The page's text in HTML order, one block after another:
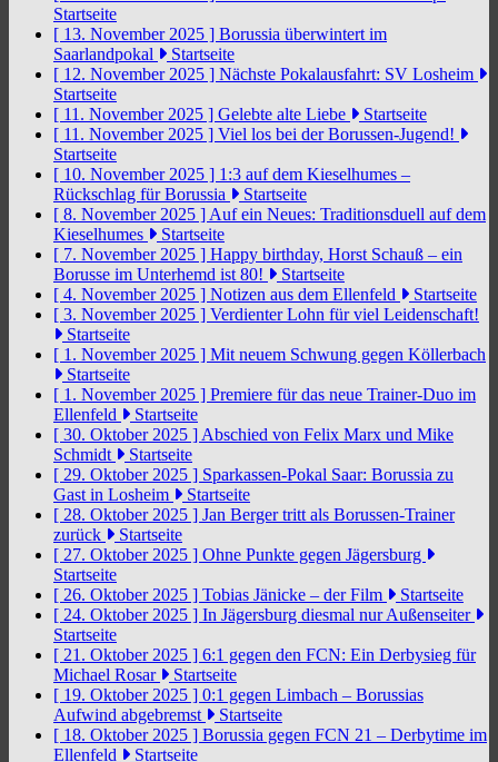
Startseite
[ 13. November 2025 ] Borussia überwintert im
Saarlandpokal
Startseite
[ 12. November 2025 ] Nächste Pokalausfahrt: SV Losheim
Startseite
[ 11. November 2025 ] Gelebte alte Liebe
Startseite
[ 11. November 2025 ] Viel los bei der Borussen-Jugend!
Startseite
[ 10. November 2025 ] 1:3 auf dem Kieselhumes –
Rückschlag für Borussia
Startseite
[ 8. November 2025 ] Auf ein Neues: Traditionsduell auf dem
Kieselhumes
Startseite
[ 7. November 2025 ] Happy birthday, Horst Schauß – ein
Borusse im Unterhemd ist 80!
Startseite
[ 4. November 2025 ] Notizen aus dem Ellenfeld
Startseite
[ 3. November 2025 ] Verdienter Lohn für viel Leidenschaft!
Startseite
[ 1. November 2025 ] Mit neuem Schwung gegen Köllerbach
Startseite
[ 1. November 2025 ] Premiere für das neue Trainer-Duo im
Ellenfeld
Startseite
[ 30. Oktober 2025 ] Abschied von Felix Marx und Mike
Schmidt
Startseite
[ 29. Oktober 2025 ] Sparkassen-Pokal Saar: Borussia zu
Gast in Losheim
Startseite
[ 28. Oktober 2025 ] Jan Berger tritt als Borussen-Trainer
zurück
Startseite
[ 27. Oktober 2025 ] Ohne Punkte gegen Jägersburg
Startseite
[ 26. Oktober 2025 ] Tobias Jänicke – der Film
Startseite
[ 24. Oktober 2025 ] In Jägersburg diesmal nur Außenseiter
Startseite
[ 21. Oktober 2025 ] 6:1 gegen den FCN: Ein Derbysieg für
Michael Rosar
Startseite
[ 19. Oktober 2025 ] 0:1 gegen Limbach – Borussias
Aufwind abgebremst
Startseite
[ 18. Oktober 2025 ] Borussia gegen FCN 21 – Derbytime im
Ellenfeld
Startseite